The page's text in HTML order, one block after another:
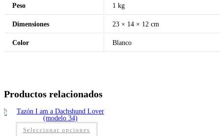
Peso 1 kg
Dimensiones 23 × 14 × 12 cm
Color Blanco
Productos relacionados
Seleccionar opciones